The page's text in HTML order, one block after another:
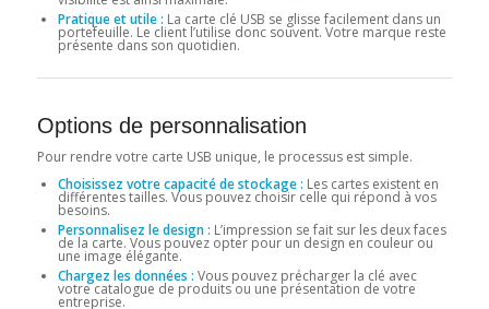
Pratique et utile : La carte clé USB se glisse facilement dans un
portefeuille. Le client l’utilise donc souvent. Votre marque reste
présente dans son quotidien.
Options de personnalisation
Pour rendre votre carte USB unique, le processus est simple.
Choisissez votre capacité de stockage : Les cartes existent en
différentes tailles. Vous pouvez choisir celle qui répond à vos
besoins.
Personnalisez le design : L’impression se fait sur les deux faces
de la carte. Vous pouvez opter pour un design en couleur ou
une image élégante.
Chargez les données : Vous pouvez précharger la clé avec
votre catalogue de produits ou une présentation de votre
entreprise.